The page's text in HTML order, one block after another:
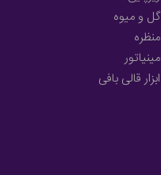
گل و میوه
منظره
مینیاتور
ابزار قالی بافی